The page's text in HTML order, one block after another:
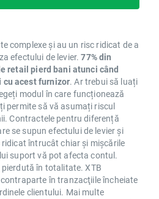
complexe și au un risc ridicat de a
efectului de levier.77% din
retail pierd bani atunci când
cu acest furnizor. Ar trebui să luați
modul în care funcționează
permite să vă asumați riscul
Contractele pentru diferență
se supun efectului de levier și
întrucât chiar și mișcările
suport vă pot afecta contul.
în totalitate. XTB
în tranzacţiile încheiate
clientului. Mai multe